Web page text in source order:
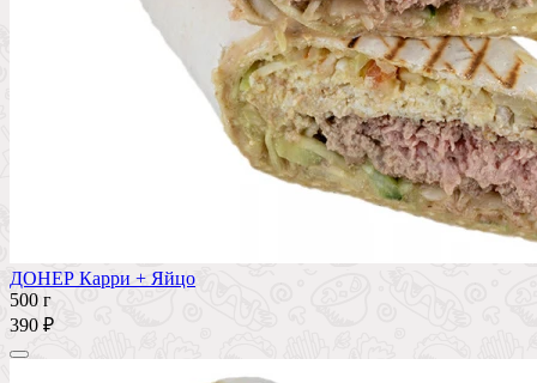
ДОНЕР Карри + Яйцо
500 г
390 ₽